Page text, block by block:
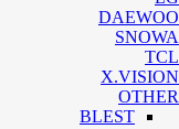
DAEWOO
SNOWA
TCL
X.VISION
OTHER
BLEST